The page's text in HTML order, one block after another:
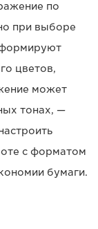
по
при выборе
формируют
цветов,
может
тонах, —
с форматом
бумаги.